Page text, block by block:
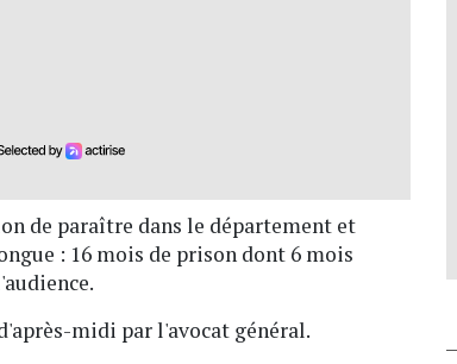
de paraître dans le département et
: 16 mois de prison dont 6 mois
midi par l'avocat général.